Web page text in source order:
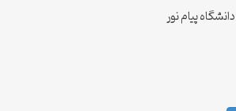
پیام نور